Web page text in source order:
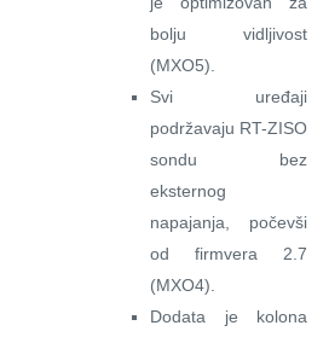
bolju vidljivost
(MXO5).
Svi uređaji
podržavaju RT-ZISO
sondu bez
eksternog
napajanja, počevši
od firmvera 2.7
(MXO4).
Dodata je kolona